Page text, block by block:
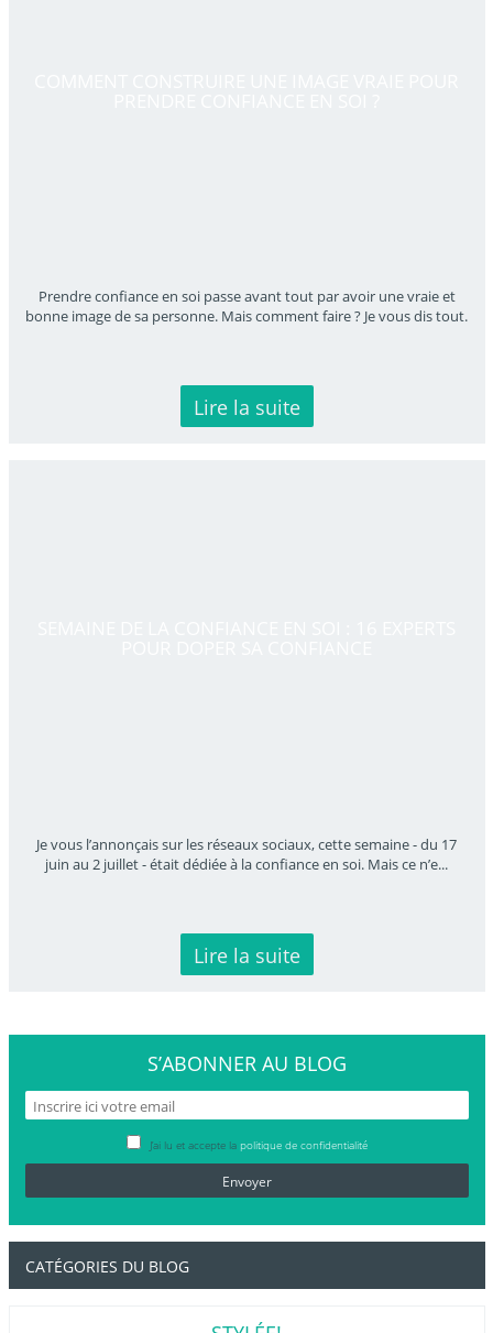
Prendre confiance en soi passe avant tout par avoir une vraie et
bonne image de sa personne. Mais comment faire ? Je vous dis tout.
Lire la suite
Je vous l’annonçais sur les réseaux sociaux, cette semaine - du 17
juin au 2 juillet - était dédiée à la confiance en soi. Mais ce n’e...
Lire la suite
S’ABONNER AU BLOG
J’ai lu et accepte la politique de confidentialité
CATÉGORIES DU BLOG